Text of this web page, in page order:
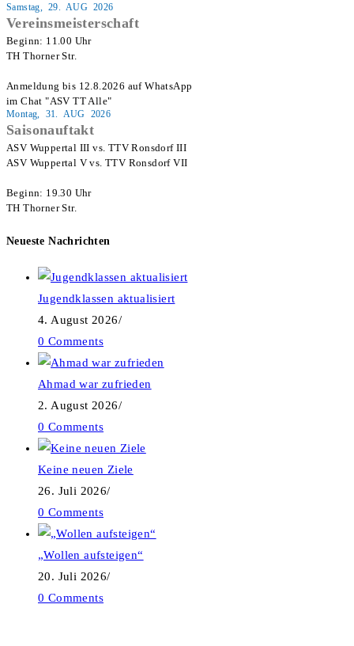
Samstag, 29. AUG 2026
Vereinsmeisterschaft
Beginn: 11.00 Uhr
TH Thorner Str.
Anmeldung bis 12.8.2026 auf WhatsApp
im Chat "ASV TT Alle"
Montag, 31. AUG 2026
Saisonauftakt
ASV Wuppertal III vs. TTV Ronsdorf III
ASV Wuppertal V vs. TTV Ronsdorf VII
Beginn: 19.30 Uhr
TH Thorner Str.
Neueste Nachrichten
Jugendklassen aktualisiert
4. August 2026/
0 Comments
Ahmad war zufrieden
2. August 2026/
0 Comments
Keine neuen Ziele
26. Juli 2026/
0 Comments
„Wollen aufsteigen“
20. Juli 2026/
0 Comments